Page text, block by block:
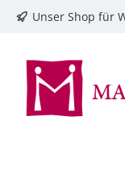
Zur
Unser Shop für